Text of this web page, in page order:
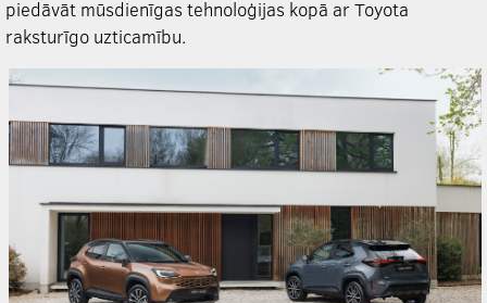
piedāvāt mūsdienīgas tehnoloģijas kopā ar Toyota
raksturīgo uzticamību.